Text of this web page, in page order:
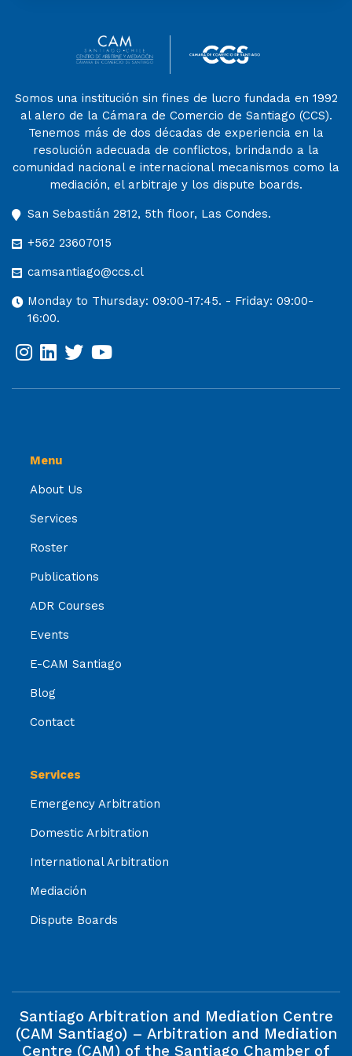
Somos una institución sin fines de lucro fundada en 1992
al alero de la Cámara de Comercio de Santiago (CCS).
Tenemos más de dos décadas de experiencia en la
resolución adecuada de conflictos, brindando a la
comunidad nacional e internacional mecanismos como la
mediación, el arbitraje y los dispute boards.
San Sebastián 2812, 5th floor, Las Condes.
+562 23607015
camsantiago@ccs.cl
Monday to Thursday: 09:00-17:45. - Friday: 09:00-
16:00.
Menu
About Us
Services
Roster
Publications
ADR Courses
Events
E-CAM Santiago
Blog
Contact
Services
Emergency Arbitration
Domestic Arbitration
International Arbitration
Mediación
Dispute Boards
Santiago Arbitration and Mediation Centre
(CAM Santiago) – Arbitration and Mediation
Centre (CAM) of the Santiago Chamber of